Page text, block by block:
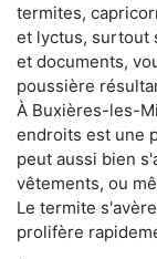
termites,
et lyctus, surtout
et documents,
poussière
À Buxières-les-
endroits est une
peut aussi bien
vêtements, ou
Le termite
prolifère